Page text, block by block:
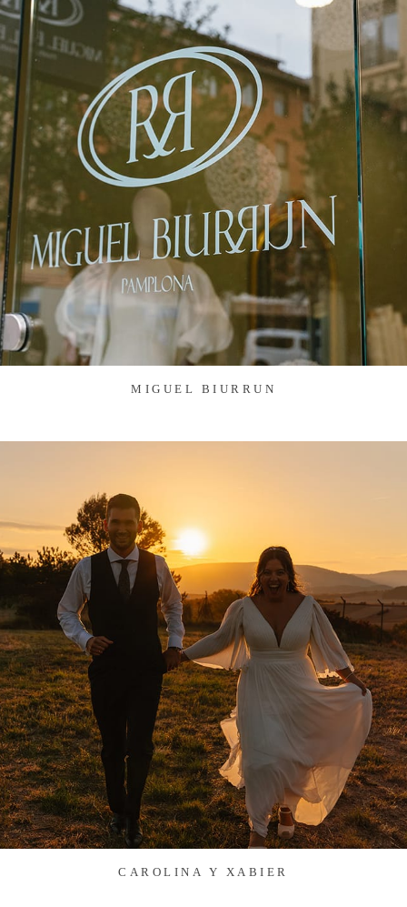
MIGUEL BIURRUN
CAROLINA Y XABIER